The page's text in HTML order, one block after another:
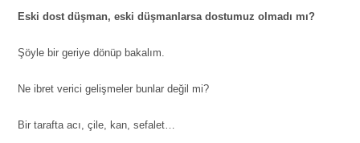
Eski dost düşman, eski düşmanlarsa dostumuz olmadı mı?
Şöyle bir geriye dönüp bakalım.
Ne ibret verici gelişmeler bunlar değil mi?
Bir tarafta acı, çile, kan, sefalet…